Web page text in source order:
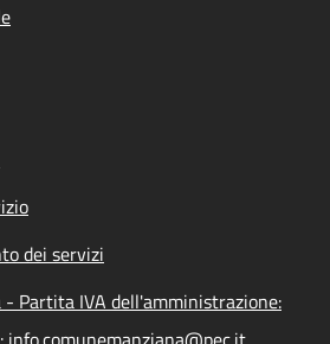
dei servizi
- Partita IVA dell'amministrazione: